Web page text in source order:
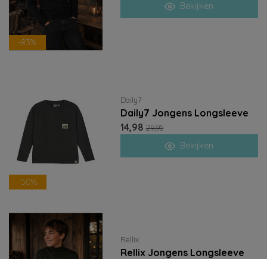
-83%
Bekijken
-50%
Daily7
Daily7 Jongens Longsleeve
14,98 29,95
Bekijken
Rellix
Rellix Jongens Longsleeve